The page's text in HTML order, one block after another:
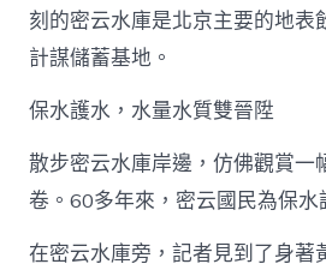
刻的密云水庫是北京主要的地表
計謀儲蓄基地。
保水護水，水量水質雙晉陞
散步密云水庫岸邊，仿佛觀賞一
卷。60多年來，密云國民為保水
在密云水庫旁，記者見到了身著